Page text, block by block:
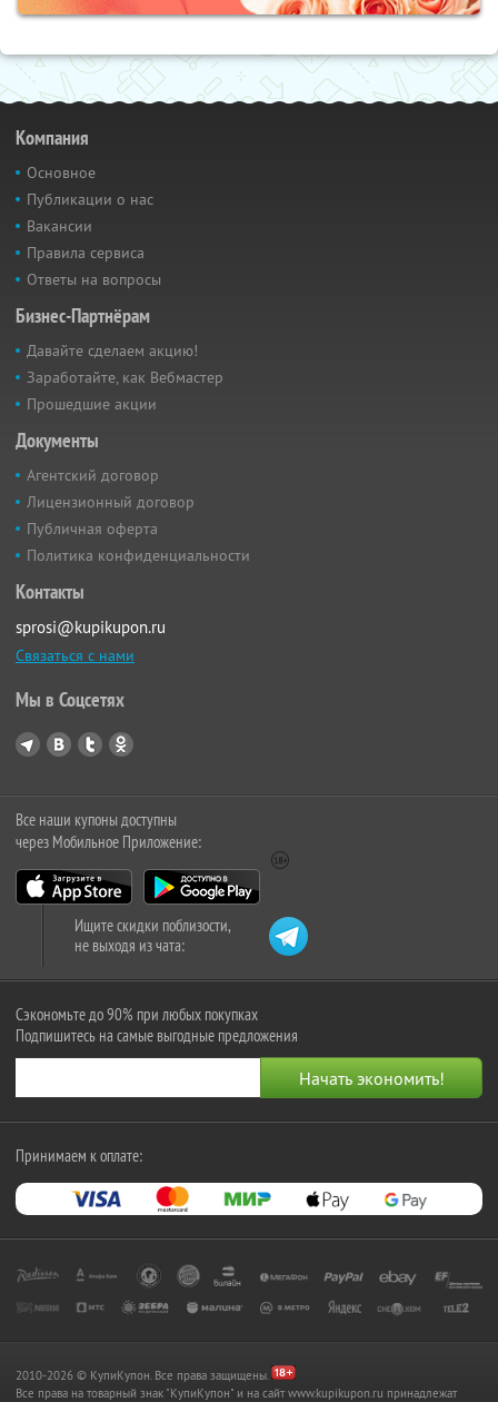
Компания
Основное
Публикации о нас
Вакансии
Правила сервиса
Ответы на вопросы
Бизнес-Партнёрам
Давайте сделаем акцию!
Заработайте, как Вебмастер
Прошедшие акции
Документы
Агентский договор
Лицензионный договор
Публичная оферта
Политика конфиденциальности
Контакты
sprosi@kupikupon.ru
Связаться с нами
Мы в Соцсетях
Все наши купоны доступны
через Мобильное Приложение:
Ищите скидки поблизости,
не выходя из чата:
Сэкономьте до 90% при любых покупках
Подпишитесь на самые выгодные предложения
Принимаем к оплате:
2010-2026 © КупиКупон. Все права защищены.
Все права на товарный знак "КупиКупон" и на сайт www.kupikupon.ru принадлежат